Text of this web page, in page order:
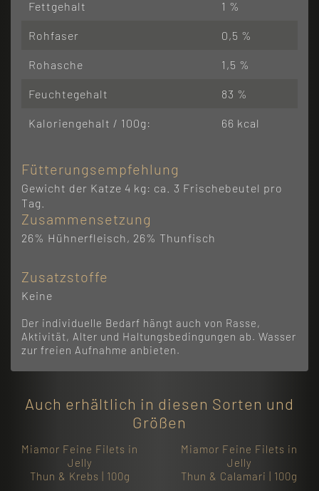
Fettgehalt 1 %
Rohfaser 0,5 %
Rohasche 1,5 %
Feuchtegehalt 83 %
Kaloriengehalt / 100g: 66 kcal
Fütterungsempfehlung
Gewicht der Katze 4 kg: ca. 3 Frischebeutel pro
Tag.
Zusammensetzung
26% Hühnerfleisch, 26% Thunfisch
Zusatzstoffe
Keine
Der individuelle Bedarf hängt auch von Rasse,
Aktivität, Alter und Haltungsbedingungen ab. Wasser
zur freien Aufnahme anbieten.
Auch erhältlich in diesen Sorten und
Größen
Miamor Feine Filets in
Jelly
Thun & Krebs | 100g
Miamor Feine Filets in
Jelly
Thun & Calamari | 100g